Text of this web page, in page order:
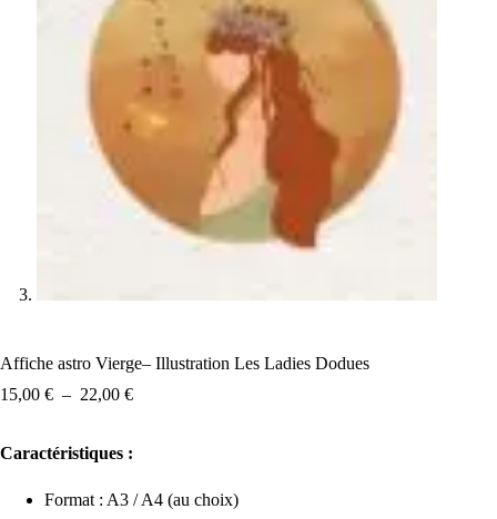
Affiche astro Vierge– Illustration Les Ladies Dodues
15,00 € – 22,00 €Plage
22,00 €
Caractéristiques :
Format : A3 / A4 (au choix)